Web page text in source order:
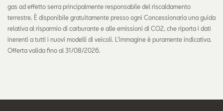
gas ad effetto serra principalmente responsabile del riscaldamento
terrestre. È disponibile gratuitamente presso ogni Concessionaria una guida
relativa al risparmio di carburante e alle emissioni di CO2, che riporta i dati
inerenti a tutti i nuovi modelli di veicoli. L’immagine è puramente indicativa.
Offerta valida fino al 31/08/2026.